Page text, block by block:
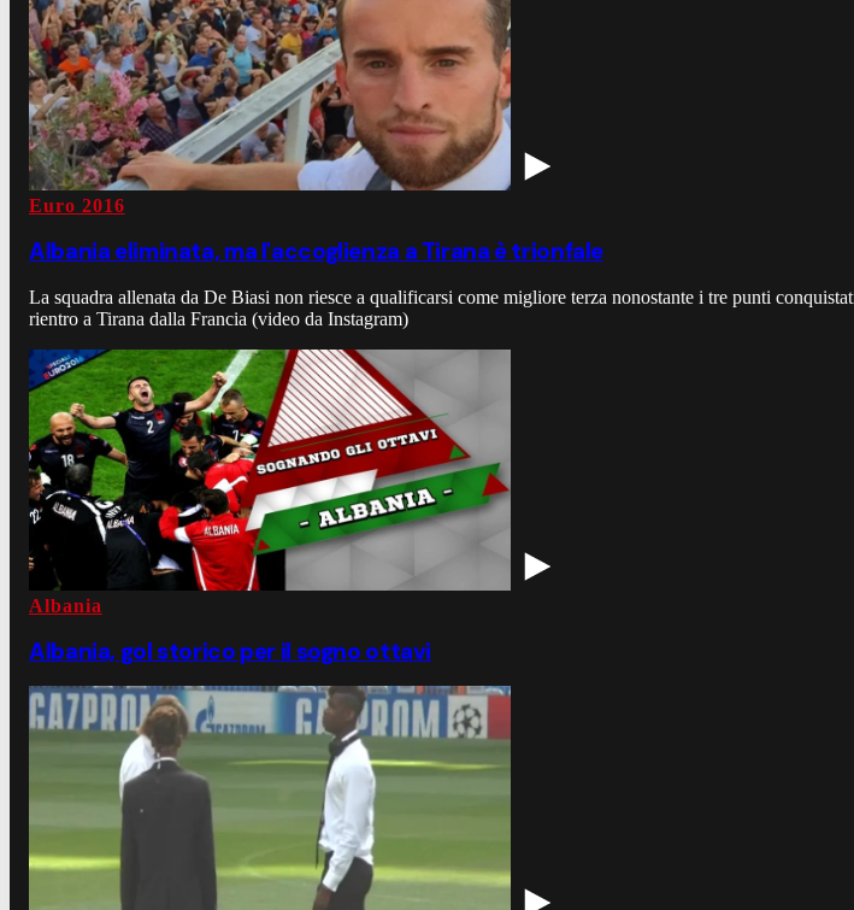
Euro 2016
Albania eliminata, ma l'accoglienza a Tirana è trionfale
La squadra allenata da De Biasi non riesce a qualificarsi come migliore terza nonostante i tre punti
rientro a Tirana dalla Francia (video da Instagram)
Albania
Albania, gol storico per il sogno ottavi